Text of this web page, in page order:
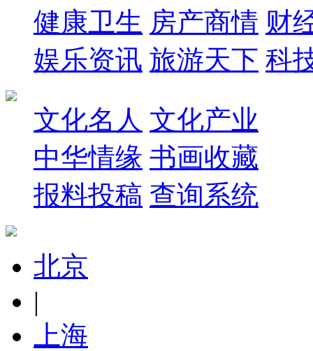
健康卫生 房产商情 财
娱乐资讯 旅游天下 科
文化名人 文化产业
中华情缘 书画收藏
报料投稿 查询系统
北京
|
上海